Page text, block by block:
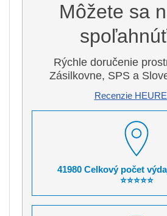
Môžete sa
Rýchle doručenie
Zásilkovne, SPS a
Recenzie
41980 Celkový počet
⭐⭐⭐⭐⭐